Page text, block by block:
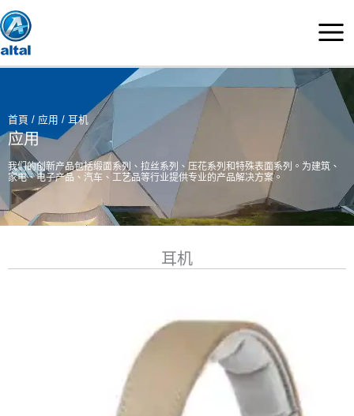
跳
至
主
要
首頁 / 应用 / 耳机
应用
我们的创新产品包括缎面系列、拉丝系列、压花系列和特殊表面系列。为建筑、
家电、电子产品、汽车、工艺品等行业提供专业的产品解决方案。
耳机